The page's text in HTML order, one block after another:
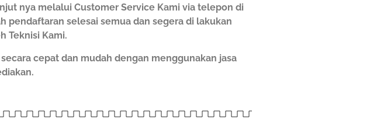
nya melalui Customer Service Kami via telepon di
pendaftaran selesai semua dan segera di lakukan
Teknisi Kami.
cepat dan mudah dengan menggunakan jasa